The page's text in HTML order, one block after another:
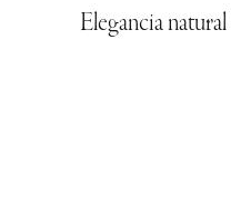
Elegancia natural